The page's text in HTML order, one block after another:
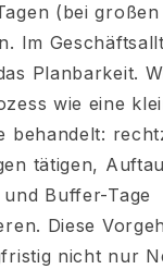
(bei
Im
Planbarkeit.
wie eine
behandelt:
tätigen,
Buffer-Tage
Diese
nicht nur